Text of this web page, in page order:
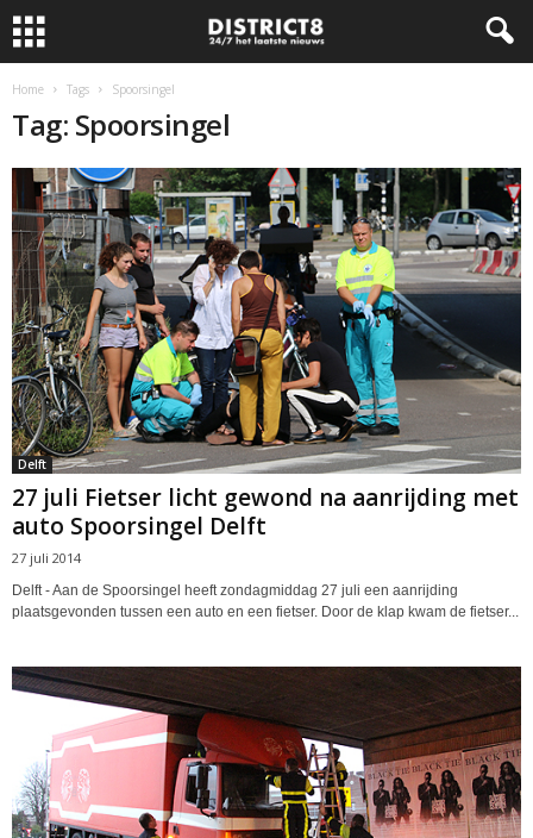
Home Tags Spoorsingel
Tag: Spoorsingel
Delft
27 juli Fietser licht gewond na aanrijding met
auto Spoorsingel Delft
27 juli 2014
Delft - Aan de Spoorsingel heeft zondagmiddag 27 juli een aanrijding
plaatsgevonden tussen een auto en een fietser. Door de klap kwam de fietser...